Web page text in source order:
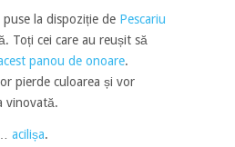
la dispoziție de Pescariu
Toți cei care au reușit să
panou de onoare.
pierde culoarea și vor
vinovată.
acilișa.